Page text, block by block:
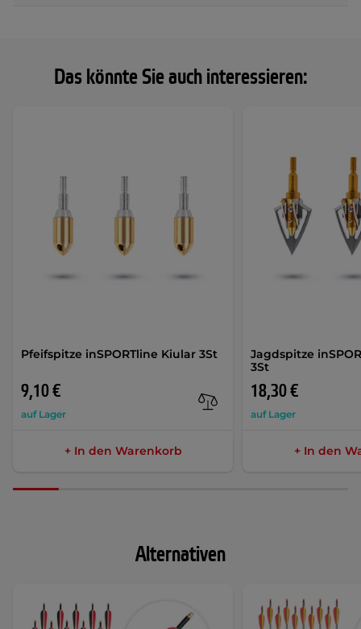
Das könnte Sie auch interessieren:
Pfeifspitze inSPORTline Kiular 3St
9,10 €
auf Lager
+ In den Warenkorb
Jagdspitze
3St
18,30 €
auf Lager
+ In den
Alternativen